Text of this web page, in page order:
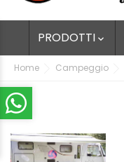
PRODOTTI 
Home Campeggio